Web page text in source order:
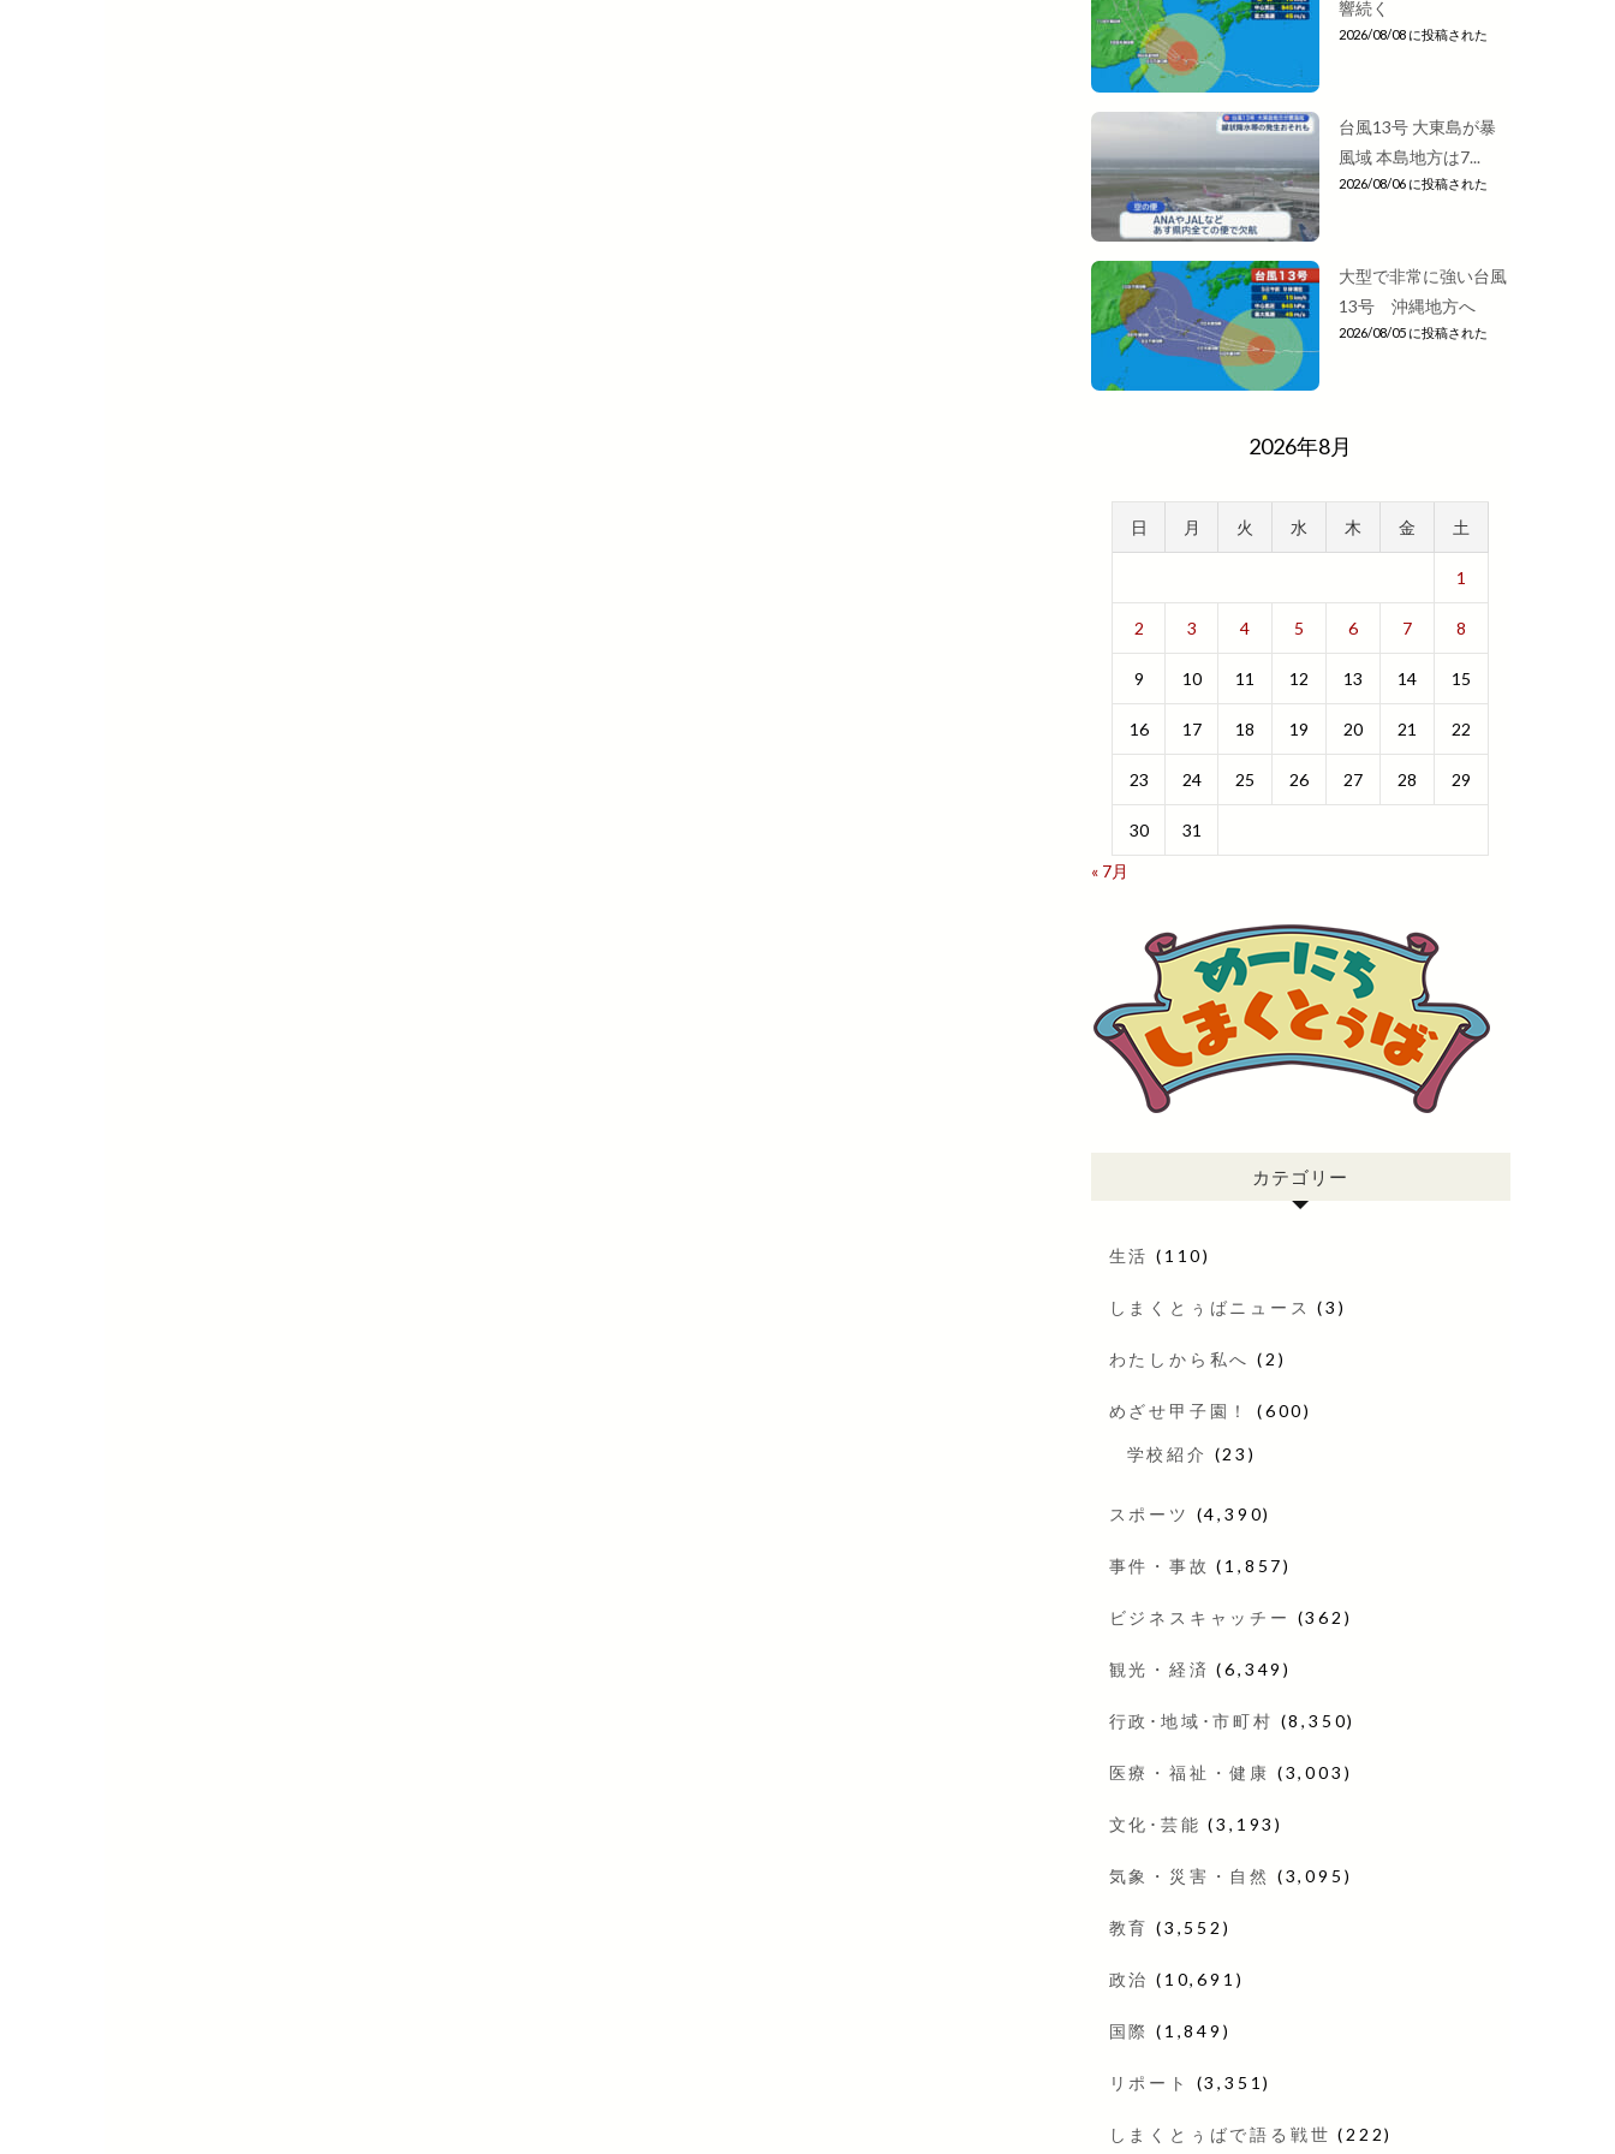
響続く
2026/08/08 に投稿された
台風13号 大東島が暴
風域 本島地方は7...
2026/08/06 に投稿された
大型で非常に強い台風
13号 沖縄地方へ
2026/08/05 に投稿された
2026年8月
日 月 火 水 木 金 土
1
2 3 4 5 6 7 8
9 10 11 12 13 14 15
16 17 18 19 20 21 22
23 24 25 26 27 28 29
30
31
« 7月
カテゴリー
生活 (110)
しまくとぅばニュース (3)
わたしから私へ (2)
めざせ甲子園！ (600)
学校紹介 (23)
スポーツ (4,390)
事件・事故 (1,857)
ビジネスキャッチー (362)
観光・経済 (6,349)
行政･地域･市町村 (8,350)
医療・福祉・健康 (3,003)
文化･芸能 (3,193)
気象・災害・自然 (3,095)
教育 (3,552)
政治 (10,691)
国際 (1,849)
リポート (3,351)
しまくとぅばで語る戦世 (222)